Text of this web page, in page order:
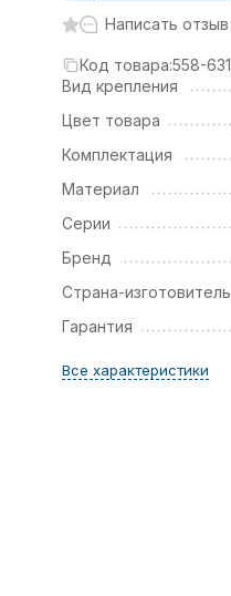
Написать отзыв
Код товара:558-631
Вид крепления
Цвет товара
Комплектация
Материал
Серии
Бренд
Страна-изготовитель
Гарантия
Все характеристики